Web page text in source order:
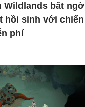
Wildlands bất ngờ
hồi sinh với chiến
phí